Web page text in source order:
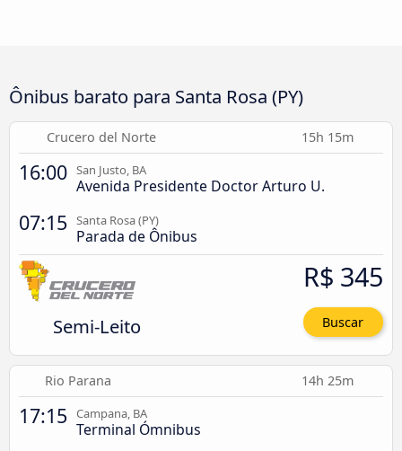
Ônibus barato para Santa Rosa (PY)
Crucero del Norte 15h 15m
16:00 San Justo, BA
Avenida Presidente Doctor Arturo U.
07:15 Santa Rosa (PY)
Parada de Ônibus
Semi-Leito
R$ 345
Buscar
Rio Parana 14h 25m
17:15 Campana, BA
Terminal Ómnibus